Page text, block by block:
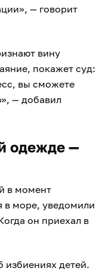
— говорит
вину
покажет суд:
вы сможете
— добавил
одежде —
в момент
в море, уведомили
он приехал в
избиениях детей.